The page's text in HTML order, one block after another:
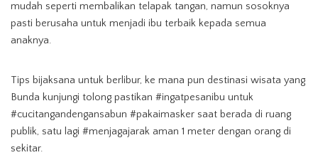
mudah seperti membalikan telapak tangan, namun sosoknya
pasti berusaha untuk menjadi ibu terbaik kepada semua
anaknya.
Tips bijaksana untuk berlibur, ke mana pun destinasi wisata yang
Bunda kunjungi tolong pastikan #ingatpesanibu untuk
#cucitangandengansabun #pakaimasker saat berada di ruang
publik, satu lagi #menjagajarak aman 1 meter dengan orang di
sekitar.